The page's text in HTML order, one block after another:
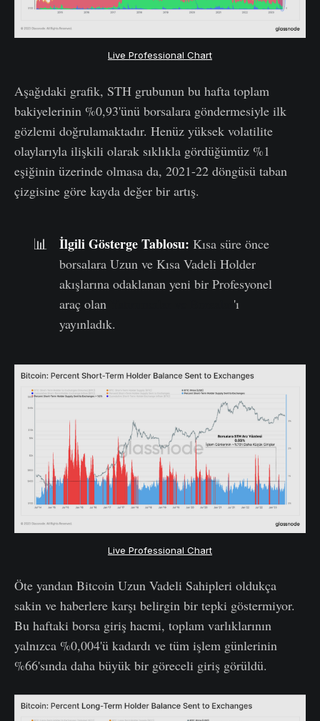
Live Professional Chart
Aşağıdaki grafik, STH grubunun bu hafta toplam
bakiyelerinin %0,93'ünü borsalara göndermesiyle ilk
gözlemi doğrulamaktadır. Henüz yüksek volatilite
olaylarıyla ilişkili olarak sıklıkla gördüğümüz %1
eşiğinin üzerinde olmasa da, 2021-22 döngüsü taban
çizgisine göre kayda değer bir artış.
📊 İlgili Gösterge Tablosu: Kısa süre önce
borsalara Uzun ve Kısa Vadeli Holder
akışlarına odaklanan yeni bir Profesyonel
araç olan
'ı
yayınladık.
Live Professional Chart
Öte yandan Bitcoin Uzun Vadeli Sahipleri oldukça
sakin ve haberlere karşı belirgin bir tepki göstermiyor.
Bu haftaki borsa giriş hacmi, toplam varlıklarının
yalnızca %0,004'ü kadardı ve tüm işlem günlerinin
%66'sında daha büyük bir göreceli giriş görüldü.